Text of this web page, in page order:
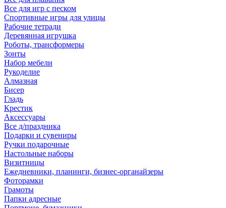
Все для игр с песком
Спортивные игры для улицы
Рабочие тетради
Деревянная игрушка
Роботы, трансформеры
Зонты
Набор мебели
Рукоделие
Алмазная
Бисер
Гладь
Крестик
Аксессуары
Все д/праздника
Подарки и сувениры
Ручки подарочные
Настольные наборы
Визитницы
Ежедневники, планинги, бизнес-органайзеры
Фоторамки
Грамоты
Папки адресные